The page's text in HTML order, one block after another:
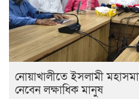
নোয়াখালীতে ইসলামী
নেবেন লক্ষাধিক মানুষ